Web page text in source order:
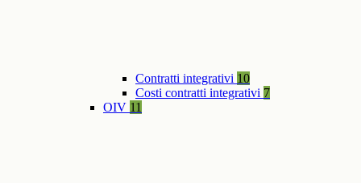
Contratti integrativi 10
Costi contratti integrativi 7
OIV 11